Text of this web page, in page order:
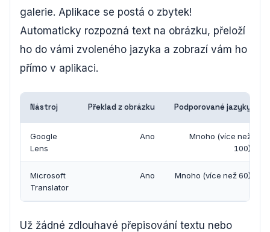
galerie. Aplikace se postá o zbytek!
Automaticky rozpozná text na obrázku, přeloží
ho do vámi zvoleného jazyka a zobrazí vám ho
přímo v aplikaci.
Nástroj Překlad z obrázku Podporované jazyky
Google
Lens
Ano
Mnoho (více než
100)
Microsoft
Translator
Ano Mnoho (více než 60)
Už žádné zdlouhavé přepisování textu nebo